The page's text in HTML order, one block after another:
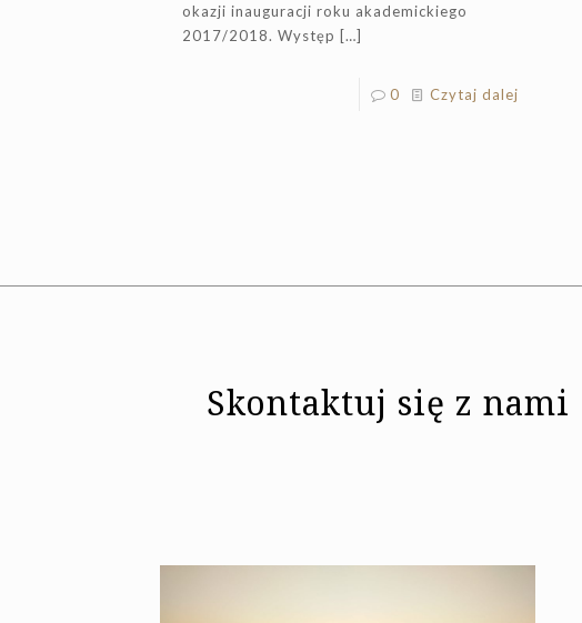
okazji inauguracji roku akademickiego
2017/2018. Występ […]
0 Czytaj dalej
Skontaktuj się z nami